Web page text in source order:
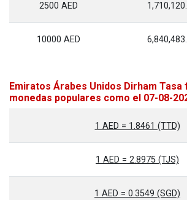
2500 AED
10000 AED
Emiratos Árabes Unidos Dirham
monedas populares como el 07-08-
1 AED = 1.8461 (TTD)
1 AED = 2.8975 (TJS)
1 AED = 0.3549 (SGD)